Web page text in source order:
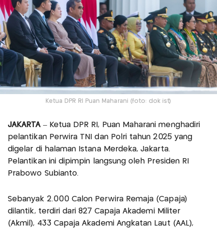
Ketua DPR RI Puan Maharani (foto: dok ist)
JAKARTA– Ketua DPR RI, Puan Maharani menghadiri
pelantikan Perwira TNI dan Polri tahun 2025 yang
digelar di halaman Istana Merdeka, Jakarta.
Pelantikan ini dipimpin langsung oleh Presiden RI
Prabowo Subianto.
Sebanyak 2.000 Calon Perwira Remaja (Capaja)
dilantik, terdiri dari 827 Capaja Akademi Militer
(Akmil), 433 Capaja Akademi Angkatan Laut (AAL),